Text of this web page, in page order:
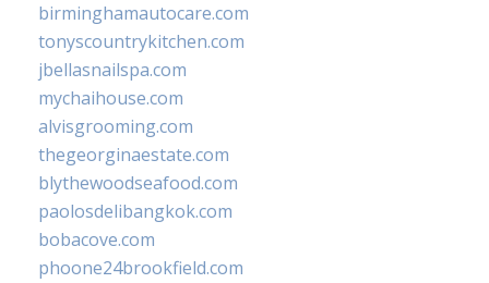
birminghamautocare.com
tonyscountrykitchen.com
jbellasnailspa.com
mychaihouse.com
alvisgrooming.com
thegeorginaestate.com
blythewoodseafood.com
paolosdelibangkok.com
bobacove.com
phoone24brookfield.com